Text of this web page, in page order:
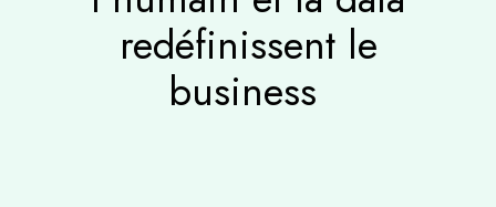
redéfinissent le
business